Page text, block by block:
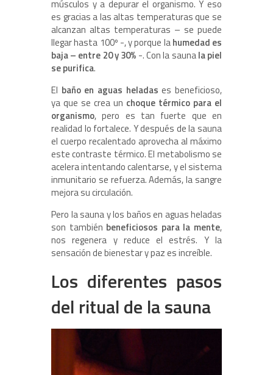
músculos y a depurar el organismo. Y eso
es gracias a las altas temperaturas que se
alcanzan altas temperaturas – se puede
llegar hasta 100º -, y porque lahumedad es
baja – entre 20 y 30% -. Con la saunala piel
se purifica.
El baño en aguas heladas es beneficioso,
ya que se crea un choque térmico para el
organismo, pero es tan fuerte que en
realidad lo fortalece. Y después de la sauna
el cuerpo recalentado aprovecha al máximo
este contraste térmico. El metabolismo se
acelera intentando calentarse, y el sistema
inmunitario se refuerza. Además, la sangre
mejora su circulación.
Pero la sauna y los baños en aguas heladas
son también beneficiosos para la mente,
nos regenera y reduce el estrés. Y la
sensación de bienestar y paz es increíble.
Los diferentes pasos
del ritual de la sauna